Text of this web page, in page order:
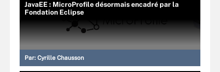
JavaEE : MicroProfile désormais encadré par la
Fondation Eclipse
Par: Cyrille Chausson